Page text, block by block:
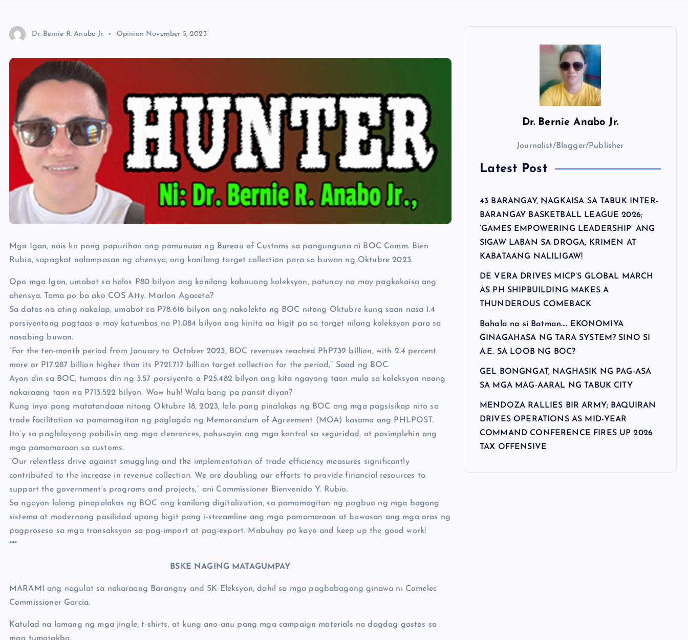
Dr. Bernie R. Anabo Jr. Opinion November 5, 2023
Mga Igan, nais ko pong papurihan ang pamunuan ng Bureau of Customs sa pangunguna ni BOC Comm. Bien
Rubio, sapagkat nalampasan ng ahensya, ang kanilang target collection para sa buwan ng Oktubre 2023.
Opo mga Igan, umabot sa halos P80 bilyon ang kanilang kabuuang koleksyon, patunay na may pagkakaisa ang
ahensya. Tama po ba ako COS Atty. Marlon Agaceta?
Sa datos na ating nakalap, umabot sa P78.616 bilyon ang nakolekta ng BOC nitong Oktubre kung saan nasa 1.4
porsiyentong pagtaas o may katumbas na P1.084 bilyon ang kinita na higit pa sa target nilang koleksyon para sa
nasabing buwan.
“For the ten-month period from January to October 2023, BOC revenues reached PhP739 billion, with 2.4 percent
more or P17.287 billion higher than its P721.717 billion target collection for the period,” Saad ng BOC.
Ayon din sa BOC, tumaas din ng 3.57 porsiyento o P25.482 bilyon ang kita ngayong taon mula sa koleksyon noong
nakaraang taon na P713.522 bilyon. Wow huh! Wala bang pa pansit diyan?
Kung inyo pong matatandaan nitong Oktubre 18, 2023, lalo pang pinalakas ng BOC ang mga pagsisikap nito sa
trade facilitation sa pamamagitan ng paglagda ng Memorandum of Agreement (MOA) kasama ang PHLPOST.
Ito’y sa paglalayong pabilisin ang mga clearances, pahusayin ang mga kontrol sa seguridad, at pasimplehin ang
mga pamamaraan sa customs.
“Our relentless drive against smuggling and the implementation of trade efficiency measures significantly
contributed to the increase in revenue collection. We are doubling our efforts to provide financial resources to
support the government’s programs and projects,” ani Commissioner Bienvenido Y. Rubio.
Sa ngayon lalong pinapalakas ng BOC ang kanilang digitalization, sa pamamagitan ng pagbuo ng mga bagong
sistema at modernong pasilidad upang higit pang i-streamline ang mga pamamaraan at bawasan ang mga oras ng
pagproseso sa mga transaksyon sa pag-import at pag-export. Mabuhay po kayo and keep up the good work!
***
BSKE NAGING MATAGUMPAY
MARAMI ang nagulat sa nakaraang Barangay and SK Eleksyon, dahil sa mga pagbabagong ginawa ni Comelec
Commissioner Garcia.
Katulad na lamang ng mga jingle, t-shirts, at kung ano-anu pang mga campaign materials na dagdag gastos sa
Dr. Bernie Anabo Jr.
Journalist/Blogger/Publisher
Latest Post
43 BARANGAY, NAGKAISA SA TABUK INTER-
BARANGAY BASKETBALL LEAGUE 2026;
‘GAMES EMPOWERING LEADERSHIP’ ANG
SIGAW LABAN SA DROGA, KRIMEN AT
KABATAANG NALILIGAW!
DE VERA DRIVES MICP’S GLOBAL MARCH
AS PH SHIPBUILDING MAKES A
THUNDEROUS COMEBACK
Bahala na si Batman…. EKONOMIYA
GINAGAHASA NG TARA SYSTEM? SINO SI
A.E. SA LOOB NG BOC?
GEL BONGNGAT, NAGHASIK NG PAG-ASA
SA MGA MAG-AARAL NG TABUK CITY
MENDOZA RALLIES BIR ARMY; BAQUIRAN
DRIVES OPERATIONS AS MID-YEAR
COMMAND CONFERENCE FIRES UP 2026
TAX OFFENSIVE